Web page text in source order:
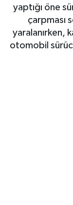
yaptığı öne
çarpması
yaralanırken,
otomobil
EKONOMİ
GÜNDEM
Tüm
Son Dakika